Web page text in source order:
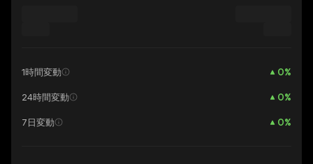
1時間変動 0%
24時間変動 0%
7日変動 0%